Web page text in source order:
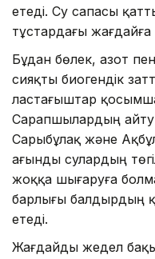
етеді. Су сапасы
тұстардағы
Бұдан бөлек, азот
сияқты биогендік
ластағыштар
Сарапшылардың
Сарыбұлақ және
ағынды сулардың
жоққа шығаруға
барлығы балдырдың
етеді.
Жағдайды жедел